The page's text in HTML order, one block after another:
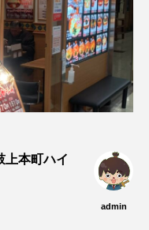
上本町ハイ
admin